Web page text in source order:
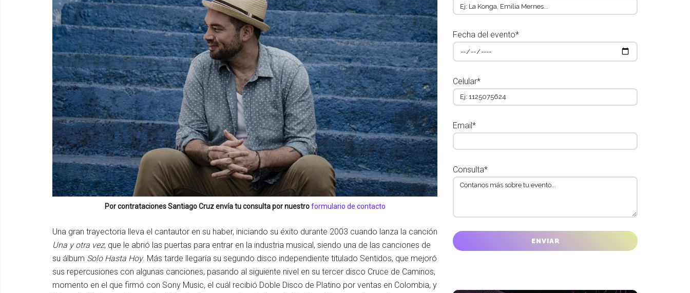
Por contratacionesSantiago Cruzenvía tu consulta por nuestroformulario de contacto
Una gran trayectoria lleva el cantautor en su haber, iniciando su éxito durante 2003 cuando lanza la canción
Una y otra vez, que le abrió las puertas para entrar en la industria musical, siendo una de las canciones de
su álbum Solo Hasta Hoy. Más tarde llegaría su segundo disco independiente titulado Sentidos, que mejoró
sus repercusiones con algunas canciones, pasando al siguiente nivel en su tercer disco Cruce de Caminos,
momento en el que firmó con Sony Music, el cuál recibió Doble Disco de Platino por ventas en Colombia, y
Fecha del evento*
Celular*
Email*
Consulta*